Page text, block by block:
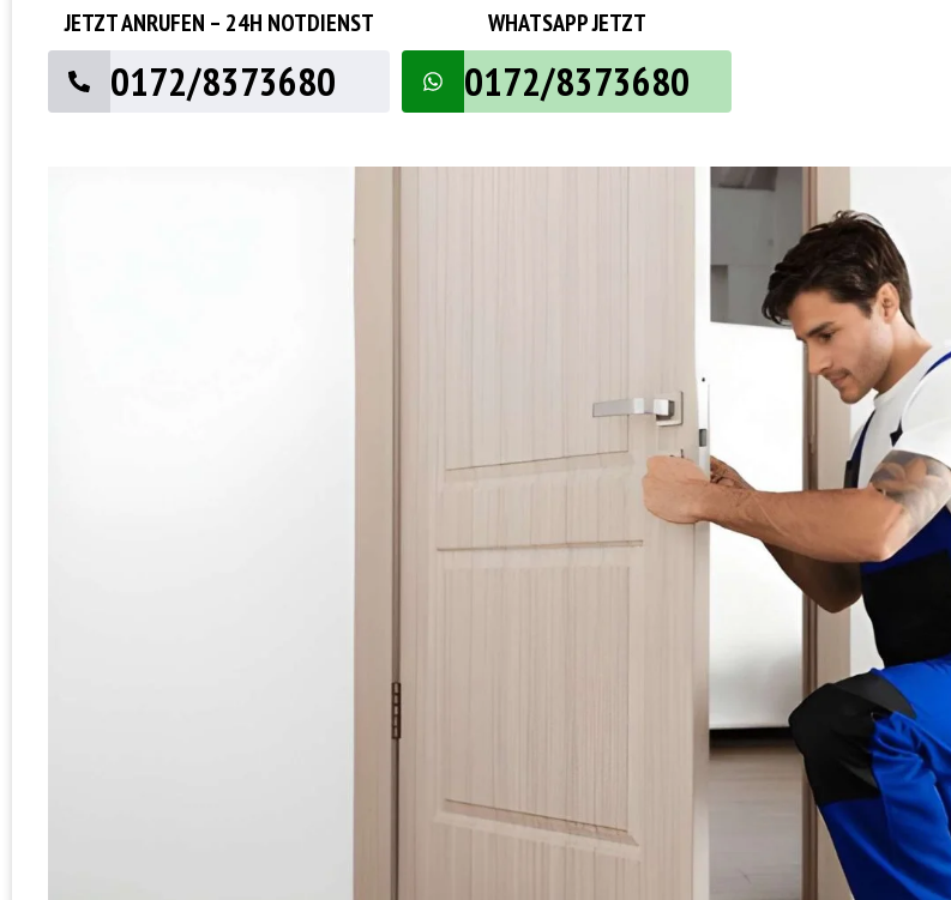
JETZT ANRUFEN – 24H NOTDIENST
0172/8373680
WHATSAPP JETZT
0172/8373680